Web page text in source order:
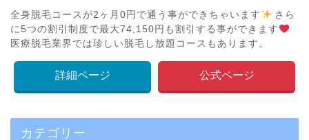
全身脱毛コースが2ヶ月0円で通う事ができちゃいます
さら
に5つの割引制度で最大74,150円も割引する事ができます
医療脱毛業界では珍しい脱毛し放題コースもあります。
詳細ページ 公式ページ
カテゴリー